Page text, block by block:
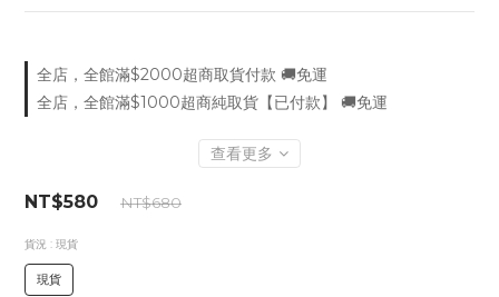
全店，全館滿$2000超商取貨付款 🚚免運
全店，全館滿$1000超商純取貨【已付款】 🚚免運
查看更多
NT$580 NT$680
貨況 : 現貨
現貨